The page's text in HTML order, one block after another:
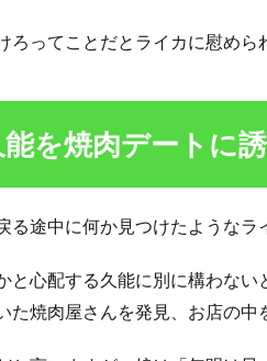
ろってことだとライカに慰めら
を焼肉デートに
る途中に何か見つけたようなラ
と心配する久能に別に構わな
た焼肉屋さんを発見、お店の中